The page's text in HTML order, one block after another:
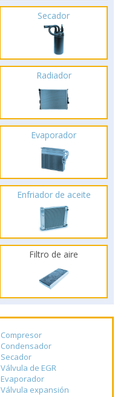
Secador
Radiador
Evaporador
Enfriador de aceite
Filtro de aire
Compresor
Condensador
Secador
Válvula de EGR
Evaporador
Válvula expansión